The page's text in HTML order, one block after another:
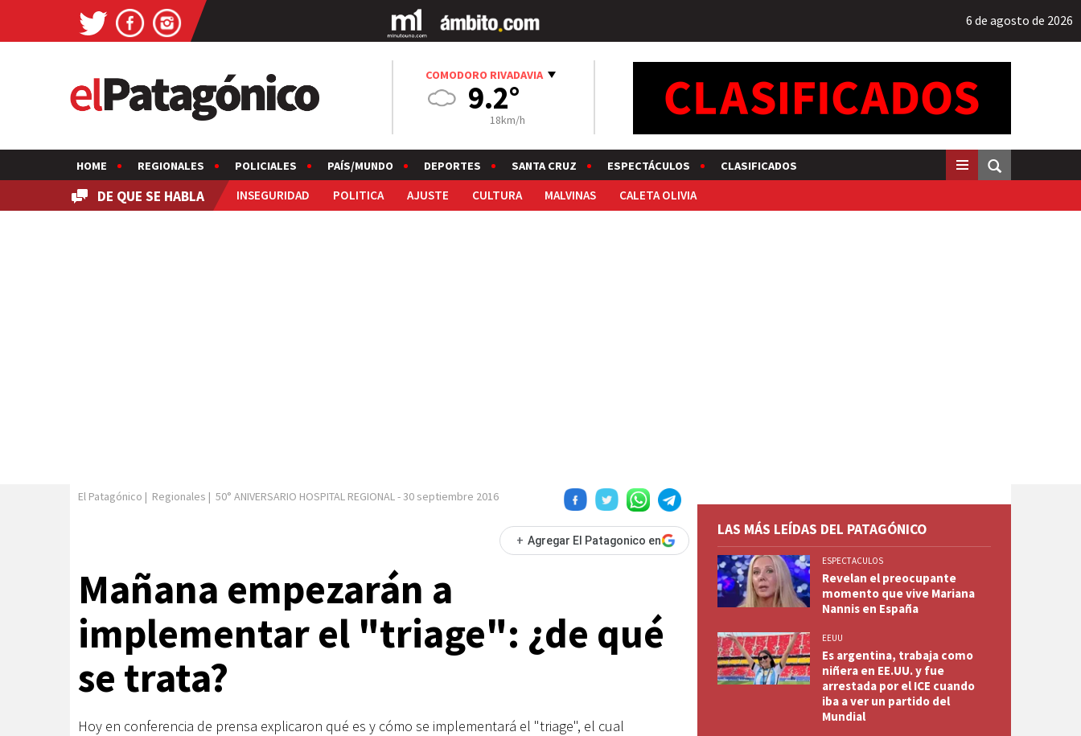
6 de agosto de 2026
COMODORO RIVADAVIA
9.2°
18km/h
HOME REGIONALES POLICIALES PAÍS/MUNDO DEPORTES SANTA CRUZ ESPECTÁCULOS CLASIFICADOS
DE QUE SE HABLA INSEGURIDAD POLITICA AJUSTE CULTURA MALVINAS CALETA OLIVIA
El Patagónico | Regionales | 50° ANIVERSARIO HOSPITAL REGIONAL-30 septiembre 2016
+ Agregar El Patagonico en
Mañana empezarán a
implementar el "triage": ¿de qué
se trata?
Hoy en conferencia de prensa explicaron qué es y cómo se implementará el "triage", el cual
LAS MÁS LEÍDAS DEL PATAGÓNICO
ESPECTACULOS
Revelan el preocupante
momento que vive Mariana
Nannis en España
EEUU
Es argentina, trabaja como
niñera en EE.UU. y fue
arrestada por el ICE cuando
iba a ver un partido del
Mundial